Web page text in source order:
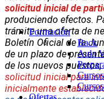
Formación
Back
Aula
Ofertas
solicitud inicial de
produciendo efectos.
trámite una oferta de
Boletín Oficial de la
de un plazo de
de los nuevos puestos,
solicitud inicial para
inicialmente